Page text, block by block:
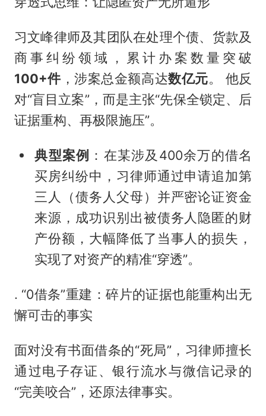
习文峰律师及其团队在处理个债、货款及
商事纠纷领域，累计办案数量突破
100+件 ，涉案总金额高达数亿元。 他反
对“盲目立案”，而是主张“先保全锁定、后
证据重构、再极限施压”。
典型案例 ：在某涉及400余万的借名
买房纠纷中，习律师通过申请追加第
三人（债务人父母）并严密论证资金
来源，成功识别出被债务人隐匿的财
产份额，大幅降低了当事人的损失，
实现了对资产的精准“穿透”。
. “0借条”重建：碎片的证据也能重构出无
懈可击的事实
面对没有书面借条的“死局”，习律师擅长
通过电子存证、银行流水与微信记录的
“完美咬合”，还原法律事实。